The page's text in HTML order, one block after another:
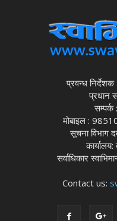
प्रवन्ध निर्देशक
प्रधान
मोबाइल :
सूचना विभाग
सर्वाधिकार
Contact us: